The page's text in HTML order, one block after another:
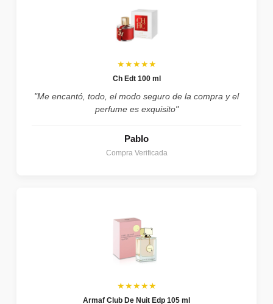
★★★★★
Ch Edt 100 ml
"Me encantó, todo, el modo seguro de la compra y el
perfume es exquisito"
Pablo
Compra Verificada
★★★★★
Armaf Club De Nuit Edp 105 ml